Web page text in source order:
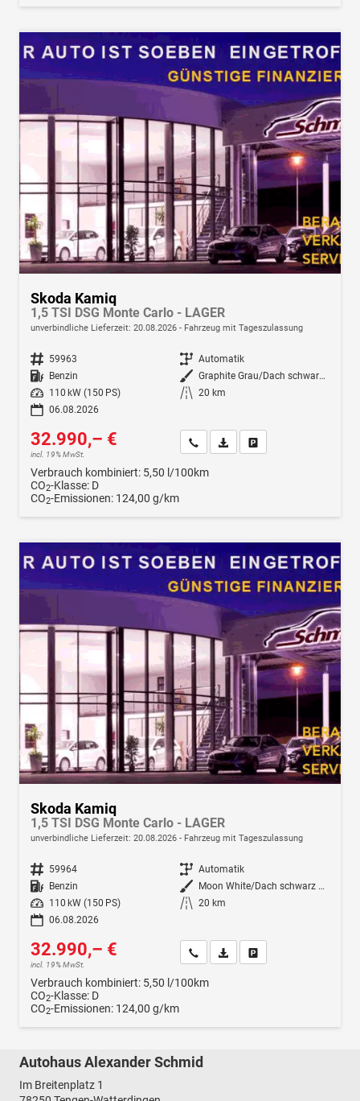
Skoda Kamiq
1,5 TSI DSG Monte Carlo - LAGER
unverbindliche Lieferzeit: 20.08.2026 Fahrzeug mit Tageszulassung
Fahrzeugnr. 59963 Getriebe Automatik
Kraftstoff Benzin Außenfarbe
Graphite Grau/Dach schwarz Metallic (5X1Z)
Leistung
110 kW (150 PS) Kilometerstand 20 km
06.08.2026
32.990,– €
incl. 19% MwSt.
Wir rufen Sie anFahrzeugexposé (PDF)
Verbrauch kombiniert: 5,50 l/100km
CO2-Klasse: D
CO2-Emissionen: 124,00 g/km
Skoda Kamiq
1,5 TSI DSG Monte Carlo - LAGER
unverbindliche Lieferzeit: 20.08.2026 Fahrzeug mit Tageszulassung
Fahrzeugnr. 59964 Getriebe Automatik
Kraftstoff Benzin Außenfarbe
Moon White/Dach schwarz Metallic (2Y1Z)
Leistung
110 kW (150 PS) Kilometerstand 20 km
06.08.2026
32.990,– €
incl. 19% MwSt.
Wir rufen Sie anFahrzeugexposé (PDF)
Verbrauch kombiniert: 5,50 l/100km
CO2-Klasse: D
CO2-Emissionen: 124,00 g/km
Autohaus Alexander Schmid
Im Breitenplatz 1